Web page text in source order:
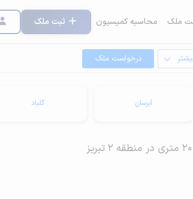
ملک محاسبه کمیسیون ثبت ملک
درخواست ملک
آبرسان گلباد